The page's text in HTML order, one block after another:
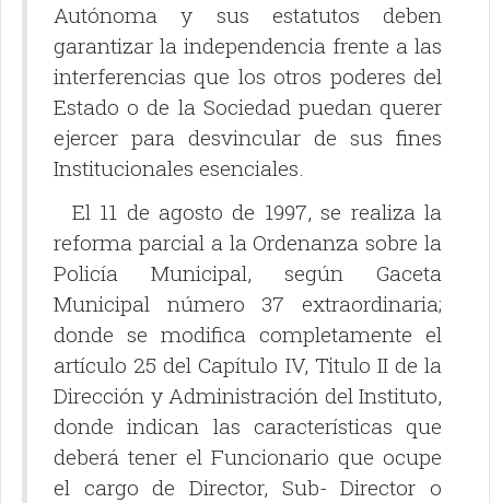
Autónoma y sus estatutos deben
garantizar la independencia frente a las
interferencias que los otros poderes del
Estado o de la Sociedad puedan querer
ejercer para desvincular de sus fines
Institucionales esenciales.
El 11 de agosto de 1997, se realiza la
reforma parcial a la Ordenanza sobre la
Policía Municipal, según Gaceta
Municipal número 37 extraordinaria;
donde se modifica completamente el
artículo 25 del Capítulo IV, Titulo II de la
Dirección y Administración del Instituto,
donde indican las características que
deberá tener el Funcionario que ocupe
el cargo de Director, Sub- Director o